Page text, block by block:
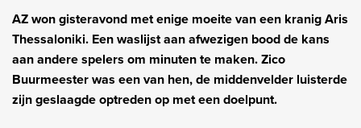
AZ won gisteravond met enige moeite van een kranig Aris
Thessaloniki. Een waslijst aan afwezigen bood de kans
aan andere spelers om minuten te maken. Zico
Buurmeester was een van hen, de middenvelder luisterde
zijn geslaagde optreden op met een doelpunt.